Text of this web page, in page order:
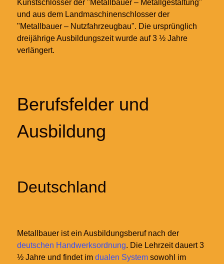
Kunstschlosser der "Metallbauer – Metallgestaltung"
und aus dem Landmaschinenschlosser der
"Metallbauer – Nutzfahrzeugbau". Die ursprünglich
dreijährige Ausbildungszeit wurde auf 3 ½ Jahre
verlängert.
Berufsfelder und
Ausbildung
Deutschland
Metallbauer ist ein Ausbildungsberuf nach der
deutschen Handwerksordnung. Die Lehrzeit dauert 3
½ Jahre und findet im dualen System sowohl im